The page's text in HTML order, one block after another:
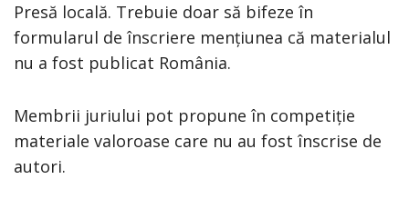
Presă locală. Trebuie doar să bifeze în
formularul de înscriere mențiunea că materialul
nu a fost publicat România.
Membrii juriului pot propune în competiție
materiale valoroase care nu au fost înscrise de
autori.